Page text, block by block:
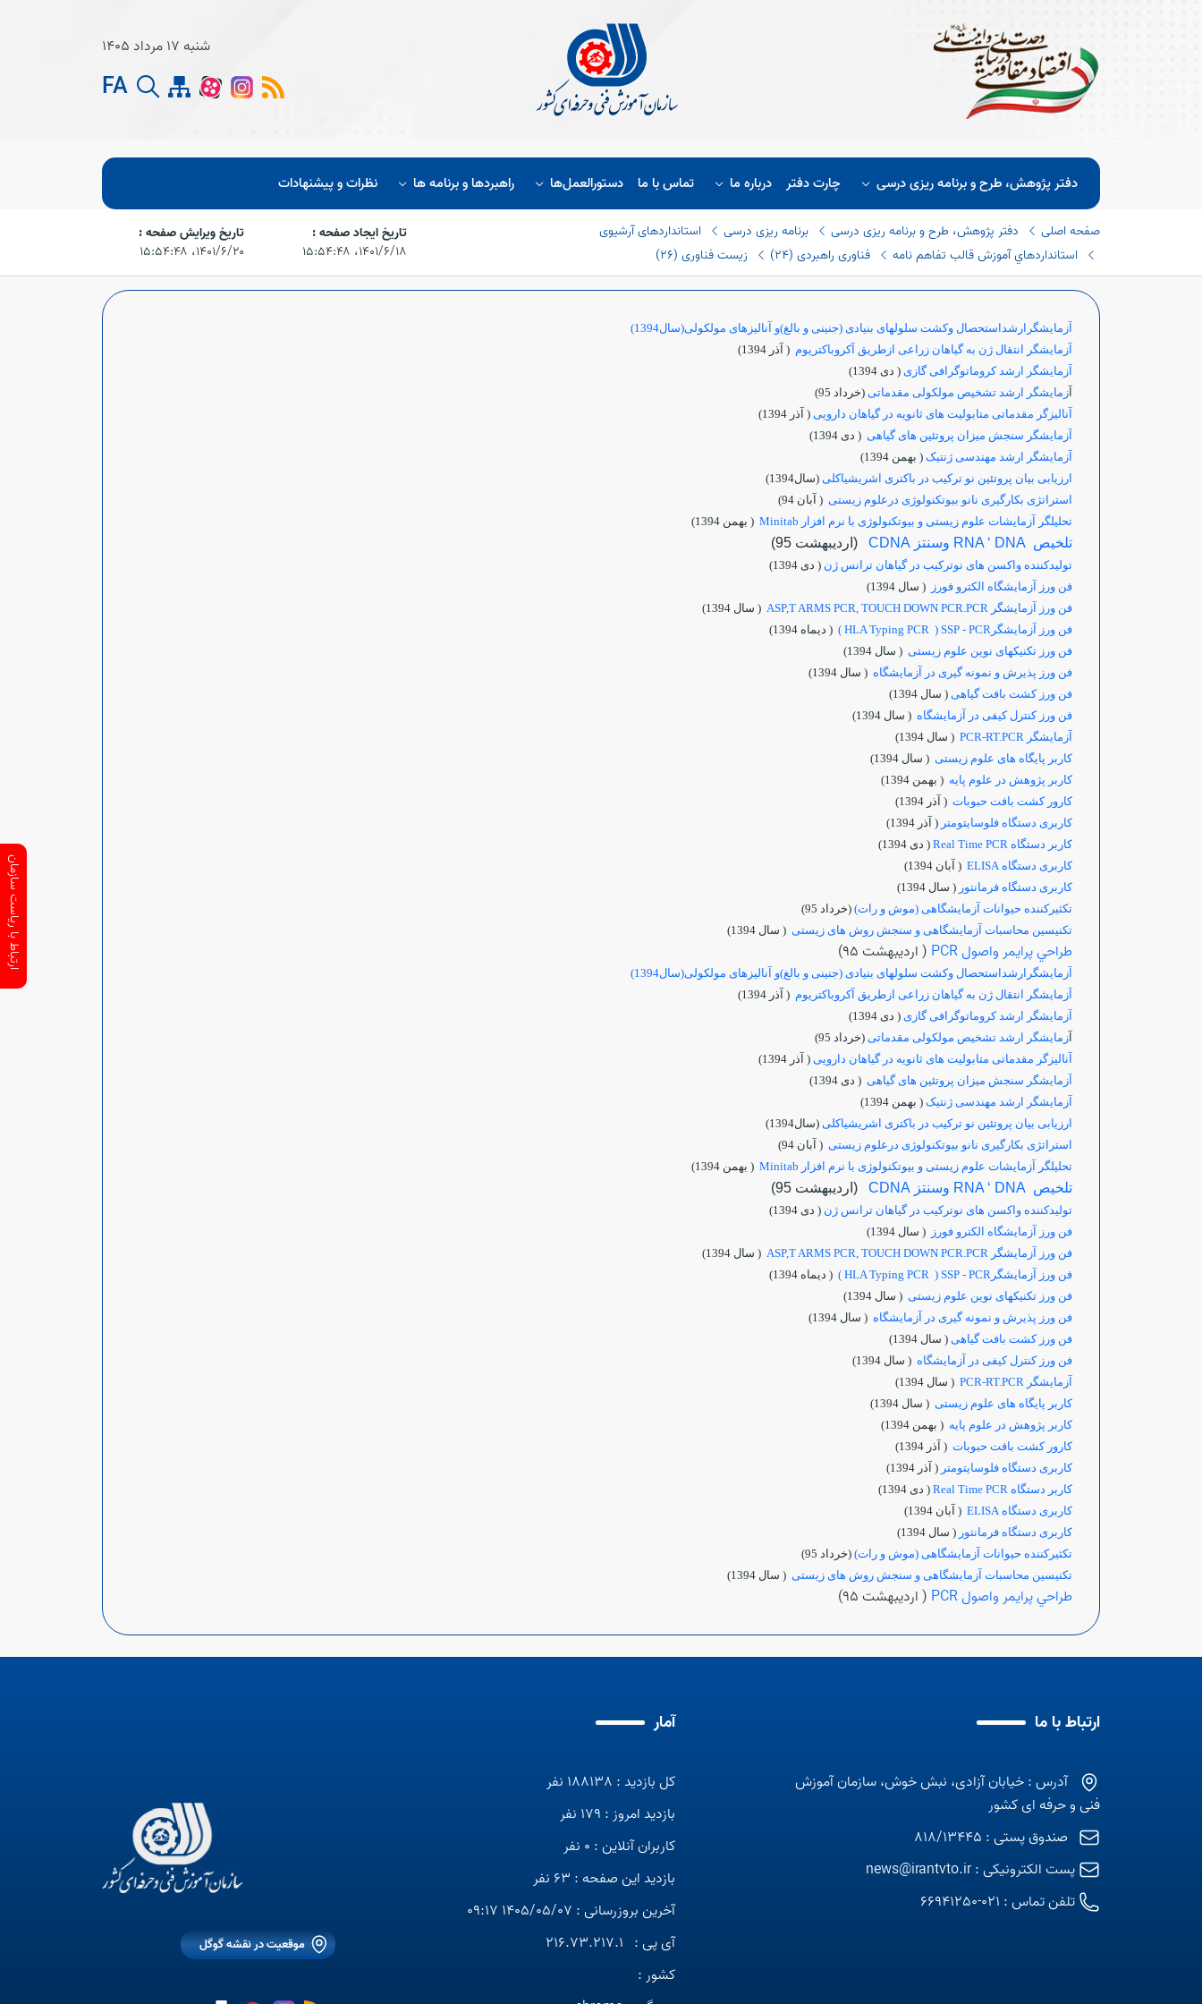
شنبه 17 مرداد 1405
FA
دفتر پژوهش، طرح و برنامه ریزی درسی چارت دفتر درباره ما تماس با ما دستورالعمل‌ها راهبردها و برنامه ها نظرات و پیشنهادات
صفحه اصلی دفتر پژوهش، طرح و برنامه ریزی درسی برنامه ریزی درسی
استانداردهای آرشیوی
استانداردهاي آموزش قالب تفاهم نامه
فناوری راهبردی (٢٤) زیست فناوری (٢٦)
تاریخ ایجاد صفحه :
۱۴۰۱/۶/۱۸،‏ ۱۵:۵۴:۴۸
تاریخ ویرایش صفحه :
۱۴۰۱/۶/۲۰،‏ ۱۵:۵۴:۴۸
آزمایشگرارشداستحصال وکشت سلولهای بنیادی (جنینی و بالغ)و آنالیزهای مولکولی(سال1394)
آزمایشگر انتقال ژن به گیاهان زراعی ازطریق آکروباکتریوم ( آذر 1394)
آزمایشگر ارشد کروماتوگرافی گازی ( دی 1394)
زمایشگر ارشد تشخیص مولکولی مقدماتی (خرداد 95)
آنالیزگر مقدماتی متابولیت های ثانویه در گیاهان دارویی ( آذر 1394)
آزمایشگر سنجش میزان پروتئین های گیاهی ( دی 1394)
آزمایشگر ارشد مهندسی ژنتیک ( بهمن 1394)
ارزیابی بیان پروتئین نو ترکیب در باکتری اشریشیاکلی (سال1394)
استراتژی بکارگیری نانو بیوتکنولوژی درعلوم زیستی ( آبان 94)
تحلیلگر آزمایشات علوم زیستی و بیوتکنولوژی با نرم افزار Minitab
( بهمن 1394)
تلخيص RNA ‘ DNA وسنتز CDNA (ارديبهشت 95)
تولیدکننده واکسن های نوترکیب در گیاهان ترانس ژن ( دی 1394)
فن ورز آزمایشگاه الکترو فورز
( سال 1394)
فن ورز آزمایشگر ASP,T ARMS PCR, TOUCH DOWN PCR.PCR
( سال 1394)
فن ورز آزمایشگرHLA Typing PCR ) SSP - PCR )
( دیماه 1394)
فن ورز تکنیکهای نوین علوم زیستی ( سال 1394)
فن ورز پذیرش و نمونه گیری در آزمایشگاه ( سال 1394)
فن ورز کشت بافت گیاهی ( سال 1394)
فن ورز کنترل کیفی در آزمایشگاه ( سال 1394)
آزمایشگر PCR-RT.PCR
( سال 1394)
کاربر پایگاه های علوم زیستی ( سال 1394)
کاربر پژوهش در علوم پایه ( بهمن 1394)
کارور کشت بافت حبوبات ( آذر 1394)
کاربری دستگاه فلوسایتومتر ( آذر 1394)
کاربر دستگاه Real Time PCR
( دی 1394)
کاربری دستگاه ELISA
( آبان 1394)
کاربری دستگاه فرمانتور ( سال 1394)
تکثیرکننده حیوانات آزمایشگاهی (موش و رات) (خرداد 95)
تکنیسین محاسبات آزمایشگاهی و سنجش روش های زیستی ( سال 1394)
طراحي پرايمر واصول PCR ( ارديبهشت 95)
آزمایشگرارشداستحصال وکشت سلولهای بنیادی (جنینی و بالغ)و آنالیزهای مولکولی(سال1394)
آزمایشگر انتقال ژن به گیاهان زراعی ازطریق آکروباکتریوم ( آذر 1394)
آزمایشگر ارشد کروماتوگرافی گازی ( دی 1394)
زمایشگر ارشد تشخیص مولکولی مقدماتی (خرداد 95)
آنالیزگر مقدماتی متابولیت های ثانویه در گیاهان دارویی ( آذر 1394)
آزمایشگر سنجش میزان پروتئین های گیاهی ( دی 1394)
آزمایشگر ارشد مهندسی ژنتیک ( بهمن 1394)
ارزیابی بیان پروتئین نو ترکیب در باکتری اشریشیاکلی (سال1394)
استراتژی بکارگیری نانو بیوتکنولوژی درعلوم زیستی ( آبان 94)
تحلیلگر آزمایشات علوم زیستی و بیوتکنولوژی با نرم افزار Minitab
( بهمن 1394)
تلخيص RNA ‘ DNA وسنتز CDNA (ارديبهشت 95)
تولیدکننده واکسن های نوترکیب در گیاهان ترانس ژن ( دی 1394)
فن ورز آزمایشگاه الکترو فورز
( سال 1394)
فن ورز آزمایشگر ASP,T ARMS PCR, TOUCH DOWN PCR.PCR
( سال 1394)
فن ورز آزمایشگرHLA Typing PCR ) SSP - PCR )
( دیماه 1394)
فن ورز تکنیکهای نوین علوم زیستی ( سال 1394)
فن ورز پذیرش و نمونه گیری در آزمایشگاه ( سال 1394)
فن ورز کشت بافت گیاهی ( سال 1394)
فن ورز کنترل کیفی در آزمایشگاه ( سال 1394)
آزمایشگر PCR-RT.PCR
( سال 1394)
کاربر پایگاه های علوم زیستی ( سال 1394)
کاربر پژوهش در علوم پایه ( بهمن 1394)
کارور کشت بافت حبوبات ( آذر 1394)
کاربری دستگاه فلوسایتومتر ( آذر 1394)
کاربر دستگاه Real Time PCR
( دی 1394)
کاربری دستگاه ELISA
( آبان 1394)
کاربری دستگاه فرمانتور ( سال 1394)
تکثیرکننده حیوانات آزمایشگاهی (موش و رات) (خرداد 95)
تکنیسین محاسبات آزمایشگاهی و سنجش روش های زیستی ( سال 1394)
طراحي پرايمر واصول PCR ( ارديبهشت 95)
ارتباط با ما
آدرس : خیابان آزادی، نبش خوش، سازمان آموزش
فنی و حرفه ای کشور
صندوق پستی : 818/13445
پست الکترونیکی :news@irantvto.ir
تلفن تماس : 021-66941250
آمار
کل بازدید : 188138 نفر
بازدید امروز : 179 نفر
کاربران آنلاین : 0 نفر
بازدید این صفحه : 63 نفر
آخرین بروزرسانی : 1405/05/07 09:17
آی پی : 216.73.217.1
کشور :
موقعیت در نقشه گوگل
ارتباط با ریاست سازمان